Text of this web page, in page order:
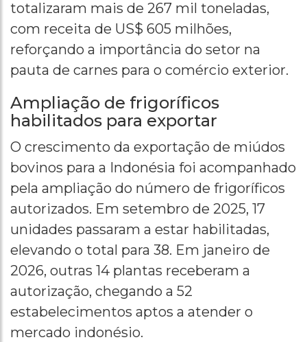
totalizaram mais de 267 mil toneladas,
com receita de US$ 605 milhões,
reforçando a importância do setor na
pauta de carnes para o comércio exterior.
Ampliação de frigoríficos
habilitados para exportar
O crescimento da exportação de miúdos
bovinos para a Indonésia foi acompanhado
pela ampliação do número de frigoríficos
autorizados. Em setembro de 2025, 17
unidades passaram a estar habilitadas,
elevando o total para 38. Em janeiro de
2026, outras 14 plantas receberam a
autorização, chegando a 52
estabelecimentos aptos a atender o
mercado indonésio.